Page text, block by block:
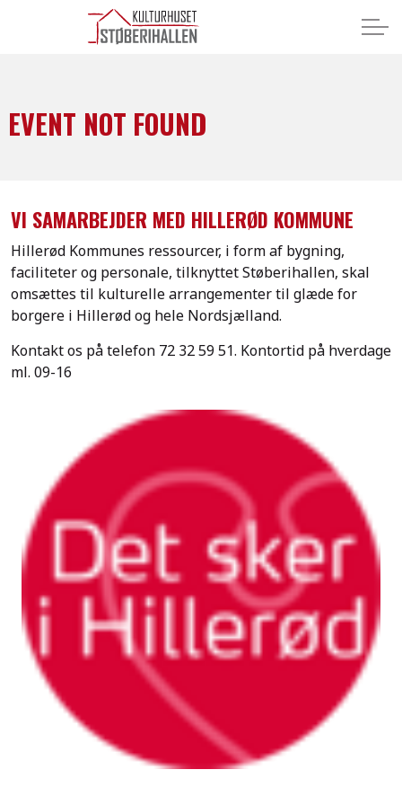
EVENT NOT FOUND
VI SAMARBEJDER MED HILLERØD KOMMUNE
Hillerød Kommunes ressourcer, i form af bygning,
faciliteter og personale, tilknyttet Støberihallen, skal
omsættes til kulturelle arrangementer til glæde for
borgere i Hillerød og hele Nordsjælland.
Kontakt os på telefon 72 32 59 51. Kontortid på hverdage
ml. 09-16